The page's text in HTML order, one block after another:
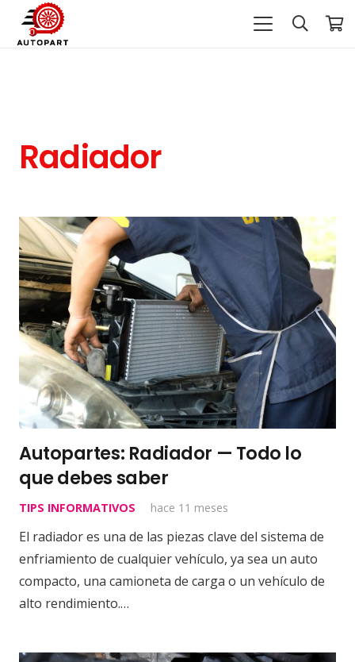
Radiador
Autopartes: Radiador — Todo lo
que debes saber
TIPS INFORMATIVOS hace 11 meses
El radiador es una de las piezas clave del sistema de
enfriamiento de cualquier vehículo, ya sea un auto
compacto, una camioneta de carga o un vehículo de
alto rendimiento.…